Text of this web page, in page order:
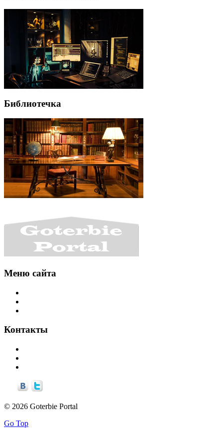
Библиотечка
Меню сайта
Контакты
© 2026 Goterbie Portal
Go Top